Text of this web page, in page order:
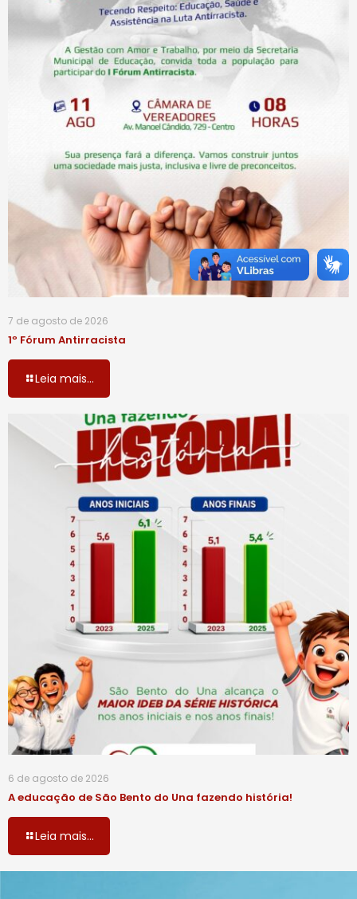
7 de agosto de 2026
1º Fórum Antirracista
Leia mais...
6 de agosto de 2026
A educação de São Bento do Una fazendo história!
Leia mais...